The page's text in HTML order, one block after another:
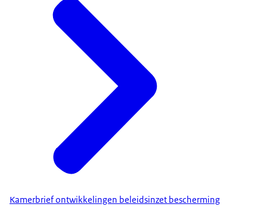
Kamerbrief ontwikkelingen beleidsinzet bescherming